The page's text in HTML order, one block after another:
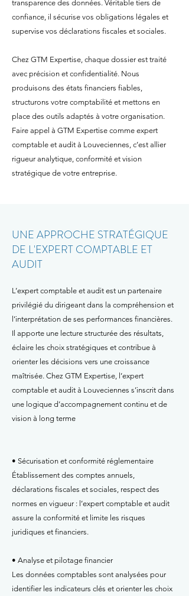
transparence des données. Véritable tiers de
confiance, il sécurise vos obligations légales et
supervise vos déclarations fiscales et sociales.
Chez GTM Expertise, chaque dossier est traité
avec précision et confidentialité. Nous
produisons des états financiers fiables,
structurons votre comptabilité et mettons en
place des outils adaptés à votre organisation.
Faire appel à GTM Expertise comme expert
comptable et audit à Louveciennes, c’est allier
rigueur analytique, conformité et vision
stratégique de votre entreprise.
UNE APPROCHE STRATÉGIQUE
DE L'EXPERT COMPTABLE ET
AUDIT
L’expert comptable et audit est un partenaire
privilégié du dirigeant dans la compréhension et
l’interprétation de ses performances financières.
Il apporte une lecture structurée des résultats,
éclaire les choix stratégiques et contribue à
orienter les décisions vers une croissance
maîtrisée. Chez GTM Expertise, l’expert
comptable et audit à Louveciennes s’inscrit dans
une logique d’accompagnement continu et de
vision à long terme
• Sécurisation et conformité réglementaire
Établissement des comptes annuels,
déclarations fiscales et sociales, respect des
normes en vigueur : l’expert comptable et audit
assure la conformité et limite les risques
juridiques et financiers.
• Analyse et pilotage financier
Les données comptables sont analysées pour
identifier les indicateurs clés et orienter les choix